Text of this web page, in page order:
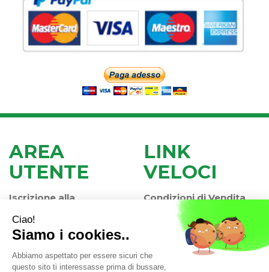
AREA
UTENTE
Iscrizione alla
Newsletter
Contatti
Informativa Privacy
LINK
VELOCI
Condizioni di Vendita
Modalità di Pagamento
Modalità di Spedizione
e Ritiro